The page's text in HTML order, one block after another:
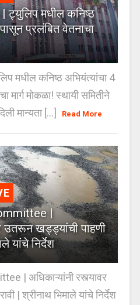
मधील कनिष्ठ
प्रलंबित वेतनाचा
मधील कनिष्ठ अभियंत्यांचा 4
मार्ग मोकळा! स्थायी समितीने
मान्यता [...]
Read More
|
उतरून खड्ड्यांची पाहणी
यांचे निर्देश
| अधिकाऱ्यांनी रस्त्यावर
| श्रीनाथ भिमाले यांचे निर्देश